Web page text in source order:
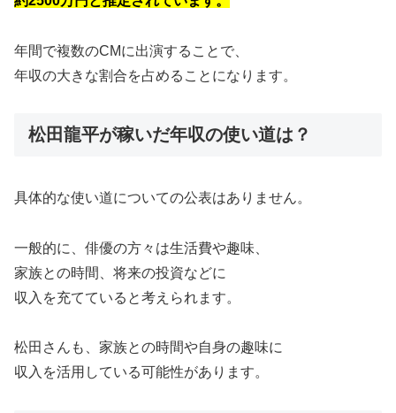
年間で複数のCMに出演することで、
年収の大きな割合を占めることになります。
松田龍平が稼いだ年収の使い道は？
具体的な使い道についての公表はありません。
一般的に、俳優の方々は生活費や趣味、
家族との時間、将来の投資などに
収入を充てていると考えられます。
松田さんも、家族との時間や自身の趣味に
収入を活用している可能性があります。